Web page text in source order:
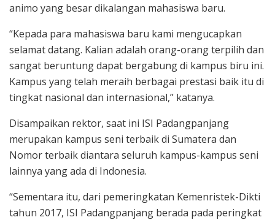
animo yang besar dikalangan mahasiswa baru.
“Kepada para mahasiswa baru kami mengucapkan
selamat datang. Kalian adalah orang-orang terpilih dan
sangat beruntung dapat bergabung di kampus biru ini.
Kampus yang telah meraih berbagai prestasi baik itu di
tingkat nasional dan internasional,” katanya.
Disampaikan rektor, saat ini ISI Padangpanjang
merupakan kampus seni terbaik di Sumatera dan
Nomor terbaik diantara seluruh kampus-kampus seni
lainnya yang ada di Indonesia.
“Sementara itu, dari pemeringkatan Kemenristek-Dikti
tahun 2017, ISI Padangpanjang berada pada peringkat